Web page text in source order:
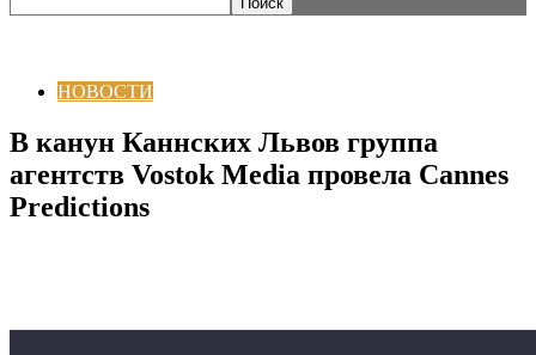
НОВОСТИ
В канун Каннских Львов группа
агентств Vostok Media провела Cannes
Predictions